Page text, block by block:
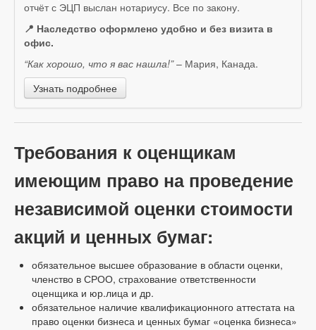
отчёт с ЭЦП выслан нотариусу. Все по закону.
📍 Наследство оформлено удобно и без визита в
офис.
“Как хорошо, что я вас нашла!”– Мария, Канада.
Узнать подробнее
Требования к оценщикам
имеющим право на проведение
независимой оценки стоимости
акций и ценных бумаг:
обязательное высшее образование в области оценки,
членство в СРОО, страхование ответственности
оценщика и юр.лица и др.
обязательное наличие квалификационного аттестата на
право оценки бизнеса и ценных бумаг «оценка бизнеса»